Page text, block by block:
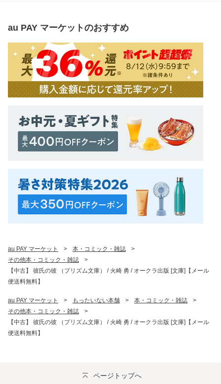
au PAY マーケットのおすすめ
au PAY マーケット > 本・コミック・雑誌
>
その他本・コミック・雑誌
>
【中古】 彼氏の彼 （プリズム文庫） / 火崎 勇 / オークラ出版 [文庫]【メール
便送料無料】
au PAY マーケット > もったいない本舗 > 本・コミック・雑誌
>
その他本・コミック・雑誌
>
【中古】 彼氏の彼 （プリズム文庫） / 火崎 勇 / オークラ出版 [文庫]【メール
便送料無料】
ページトップへ